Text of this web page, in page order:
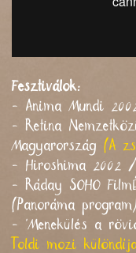
Fesztiválok:
- Anima Mundi
- Retina
Magyarország (A
- Hiroshima 2002 /
- Ráday SOHO
(Panoráma
- 'Menekülés a
Toldi mozi